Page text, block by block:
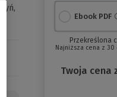
Ebook PDF
Przekreślona
Najniższa cena z
Twoja cena